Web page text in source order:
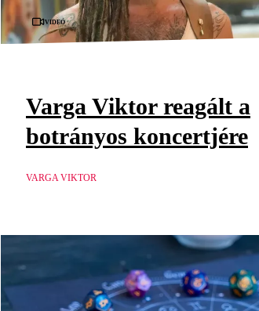
Videó
Varga Viktor reagált a
botrányos koncertjére
VARGA VIKTOR